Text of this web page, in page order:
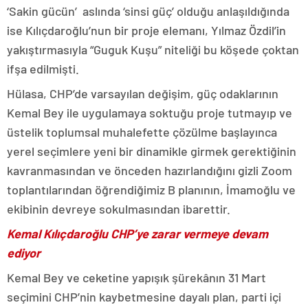
‘Sakin gücün’ aslında ‘sinsi güç’ olduğu anlaşıldığında
ise Kılıçdaroğlu’nun bir proje elemanı, Yılmaz Özdil’in
yakıştırmasıyla “Guguk Kuşu” niteliği bu köşede çoktan
ifşa edilmişti.
Hülasa, CHP’de varsayılan değişim, güç odaklarının
Kemal Bey ile uygulamaya soktuğu proje tutmayıp ve
üstelik toplumsal muhalefette çözülme başlayınca
yerel seçimlere yeni bir dinamikle girmek gerektiğinin
kavranmasından ve önceden hazırlandığını gizli Zoom
toplantılarından öğrendiğimiz B planının, İmamoğlu ve
ekibinin devreye sokulmasından ibarettir.
Kemal Kılıçdaroğlu CHP’ye zarar vermeye devam
ediyor
Kemal Bey ve ceketine yapışık şürekânın 31 Mart
seçimini CHP’nin kaybetmesine dayalı plan, parti içi